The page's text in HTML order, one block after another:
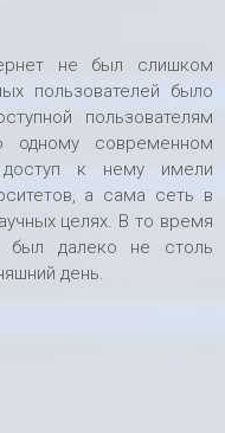
не был слишком
пользователей было
пользователям
одному современном
к нему имели
а сама сеть в
целях. В то время
был далеко не столь
день.